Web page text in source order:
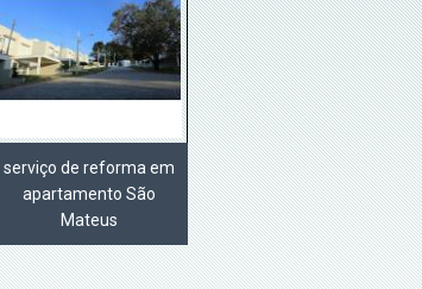
serviço de reforma em
apartamento São
Mateus